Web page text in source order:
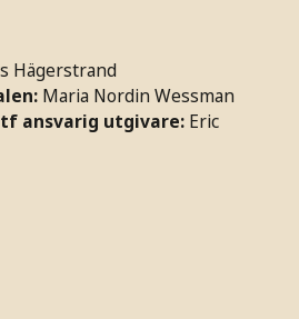
Hägerstrand
Maria Nordin Wessman
ansvarig utgivare: Eric